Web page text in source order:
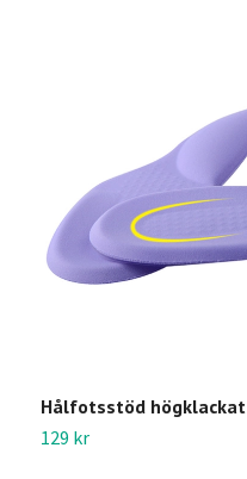
Hålfotsstöd högklackat
129 kr